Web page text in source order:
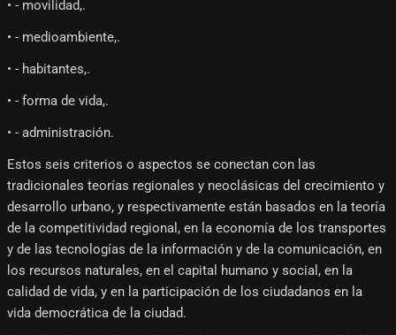
• - movilidad,.
• - medioambiente,.
• - habitantes,.
• - forma de vida,.
• - administración.
Estos seis criterios o aspectos se conectan con las
tradicionales teorías regionales y neoclásicas del crecimiento y
desarrollo urbano, y respectivamente están basados en la teoría
de la competitividad regional, en la economía de los transportes
y de las tecnologías de la información y de la comunicación, en
los recursos naturales, en el capital humano y social, en la
calidad de vida, y en la participación de los ciudadanos en la
vida democrática de la ciudad.